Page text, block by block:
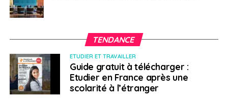
TENDANCE
ETUDIER ET TRAVAILLER
Guide gratuit à télécharger :
Etudier en France après une
scolarité à l’étranger